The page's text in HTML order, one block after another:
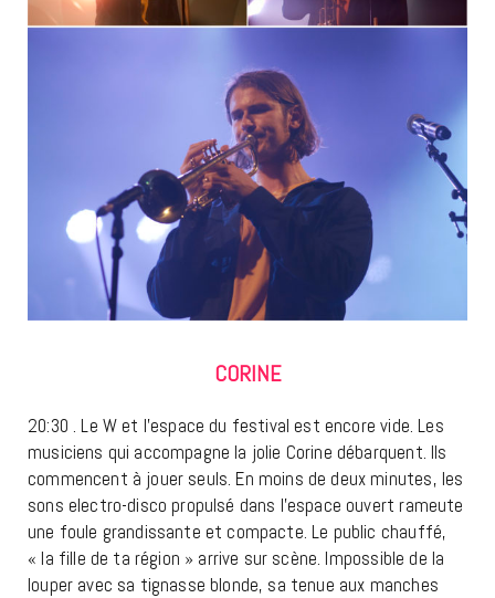
CORINE
20:30 . Le W et l’espace du festival est encore vide. Les
musiciens qui accompagne la jolie Corine débarquent. Ils
commencent à jouer seuls. En moins de deux minutes, les
sons electro-disco propulsé dans l’espace ouvert rameute
une foule grandissante et compacte. Le public chauffé,
« la fille de ta région » arrive sur scène. Impossible de la
louper avec sa tignasse blonde, sa tenue aux manches